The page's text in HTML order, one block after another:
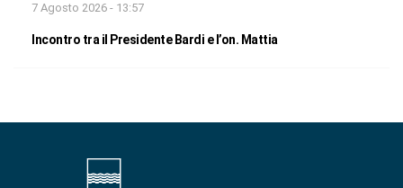
7 Agosto 2026 - 13:57
Incontro tra il Presidente Bardi e l’on. Mattia